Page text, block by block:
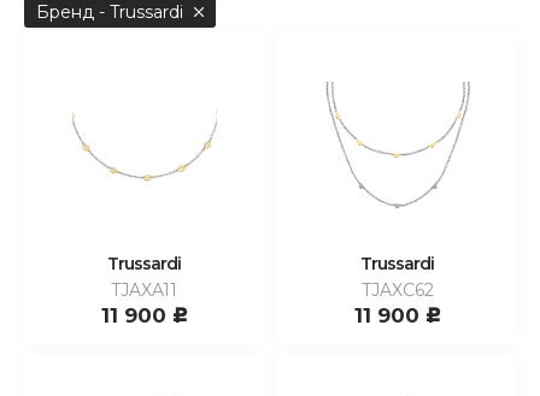
Бренд - Trussardi
Trussardi
TJAXA11
11 900 c
Trussardi
TJAXC62
11 900 c